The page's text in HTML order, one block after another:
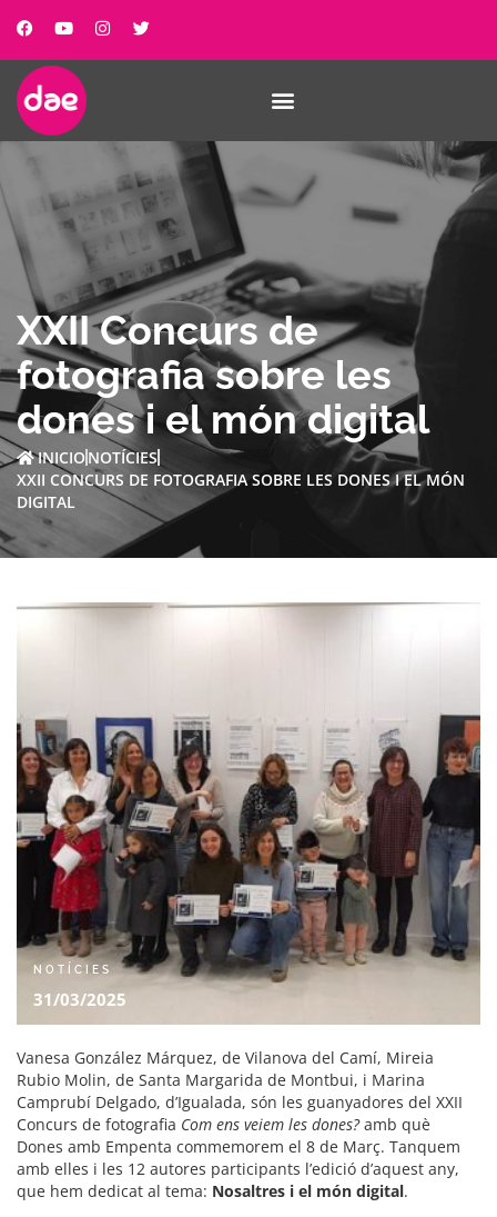
XXII Concurs de
fotografia sobre les
dones i el món digital
INICIO NOTÍCIES
XXII CONCURS DE FOTOGRAFIA SOBRE LES DONES I EL MÓN
DIGITAL
NOTÍCIES
31/03/2025
Vanesa González Márquez, de Vilanova del Camí, Mireia
Rubio Molin, de Santa Margarida de Montbui, i Marina
Camprubí Delgado, d’Igualada, són les guanyadores del XXII
Concurs de fotografia Com ens veiem les dones?amb què
Dones amb Empenta commemorem el 8 de Març. Tanquem
amb elles i les 12 autores participants l’edició d’aquest any,
que hem dedicat al tema: Nosaltres i el món digital.